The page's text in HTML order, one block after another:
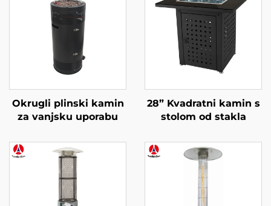
Okrugli plinski kamin
za vanjsku uporabu
28” Kvadratni kamin s
stolom od stakla